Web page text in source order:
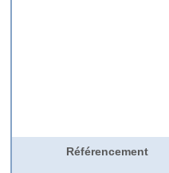
Référencement